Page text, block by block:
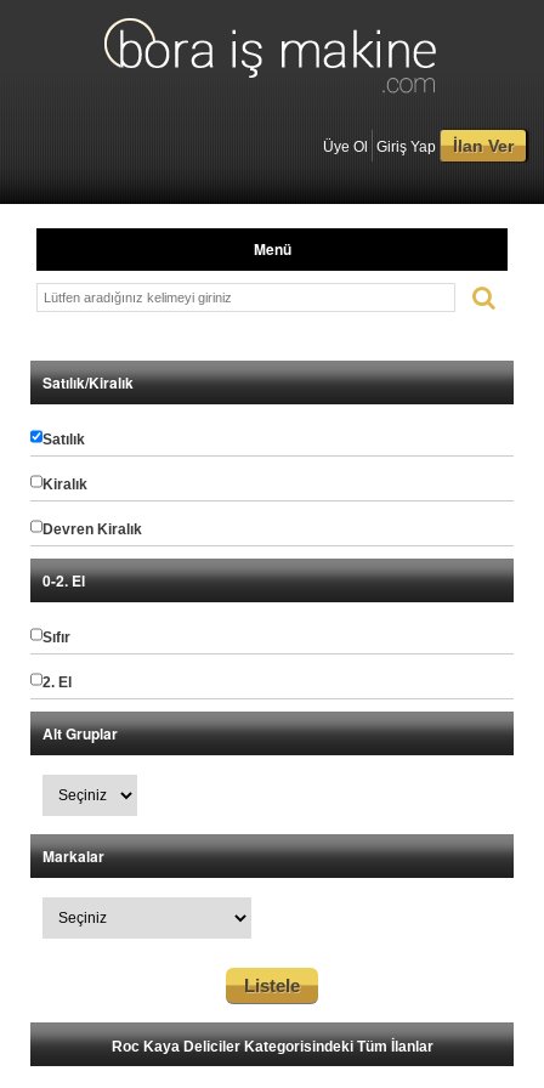
Üye Ol Giriş Yap İlan Ver
Menü
Satılık/Kiralık
Satılık
Kiralık
Devren Kiralık
0-2. El
Sıfır
2. El
Alt Gruplar
Markalar
Roc Kaya Deliciler Kategorisindeki Tüm İlanlar